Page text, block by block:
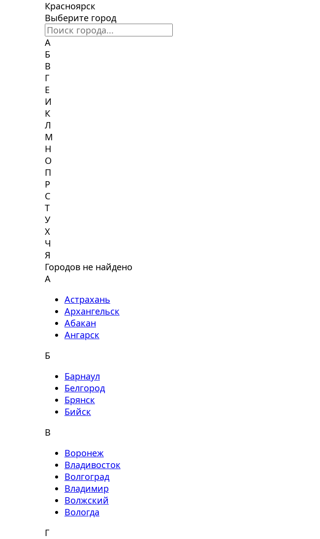
Красноярск
Выберите город
А
Б
В
Г
Е
И
К
Л
М
Н
О
П
Р
С
Т
У
Х
Ч
Я
Городов не найдено
А
Астрахань
Архангельск
Абакан
Ангарск
Б
Барнаул
Белгород
Брянск
Бийск
В
Воронеж
Владивосток
Волгоград
Владимир
Волжский
Вологда
Г